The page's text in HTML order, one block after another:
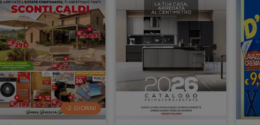
-2 GIORNI